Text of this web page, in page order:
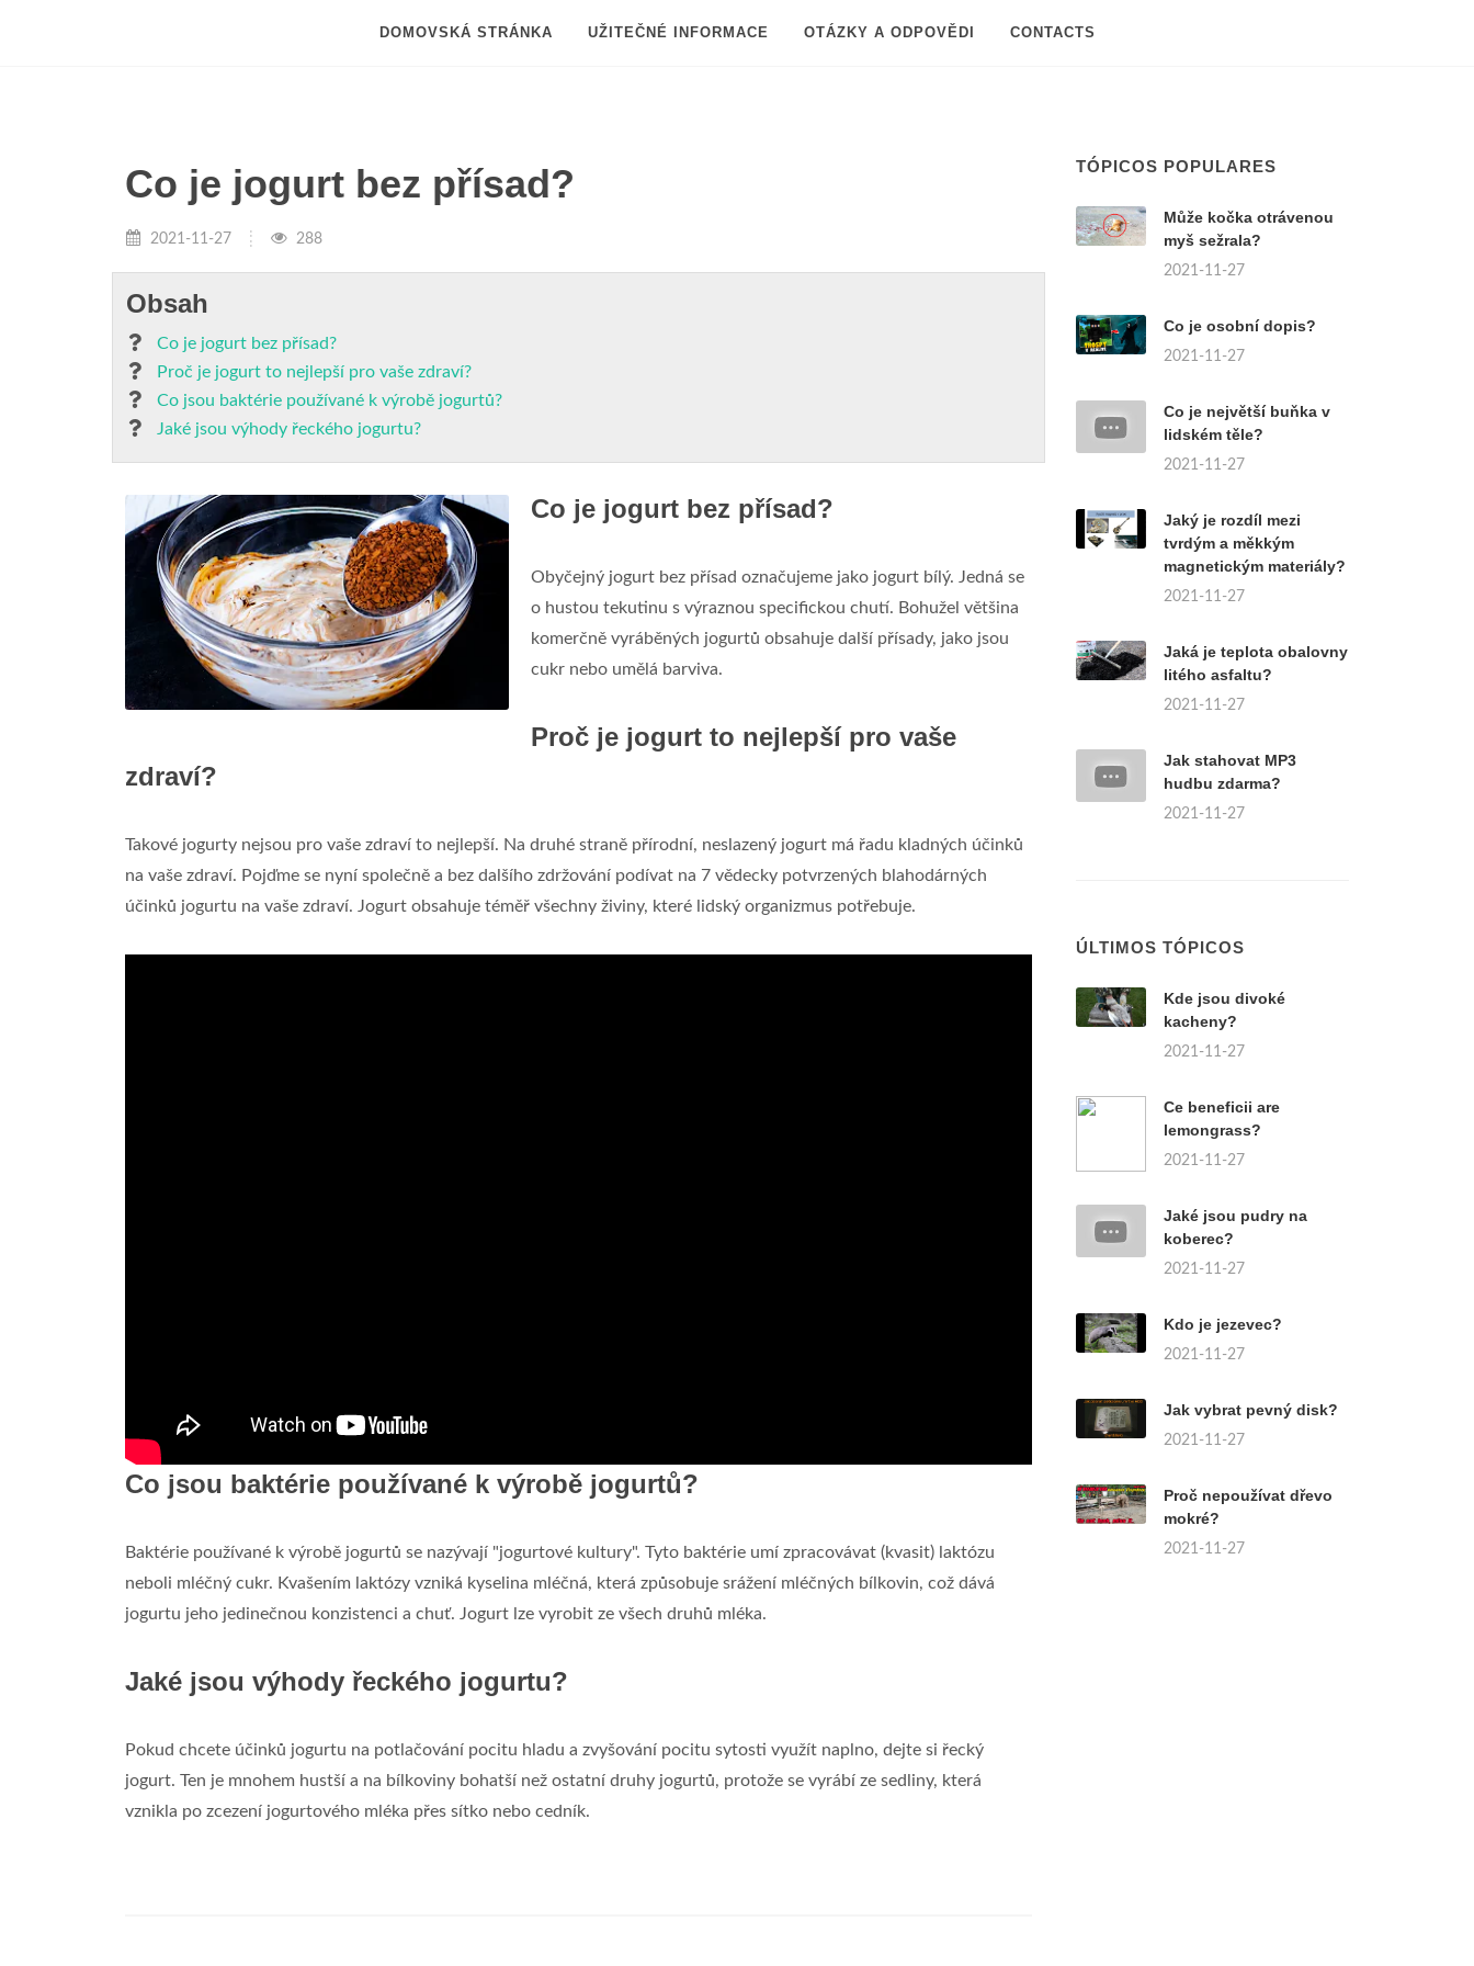
DOMOVSKÁ STRÁNKA UŽITEČNÉ INFORMACE OTÁZKY A ODPOVĚDI CONTACTS
Co je jogurt bez přísad?
2021-11-27 288
Obsah
Co je jogurt bez přísad?
Proč je jogurt to nejlepší pro vaše zdraví?
Co jsou baktérie používané k výrobě jogurtů?
Jaké jsou výhody řeckého jogurtu?
Co je jogurt bez přísad?
Obyčejný jogurt bez přísad označujeme jako jogurt bílý. Jedná se
o hustou tekutinu s výraznou specifickou chutí. Bohužel většina
komerčně vyráběných jogurtů obsahuje další přísady, jako jsou
cukr nebo umělá barviva.
Proč je jogurt to nejlepší pro vaše
zdraví?
Takové jogurty nejsou pro vaše zdraví to nejlepší. Na druhé straně přírodní, neslazený jogurt má řadu kladných účinků
na vaše zdraví. Pojďme se nyní společně a bez dalšího zdržování podívat na 7 vědecky potvrzených blahodárných
účinků jogurtu na vaše zdraví. Jogurt obsahuje téměř všechny živiny, které lidský organizmus potřebuje.
Co jsou baktérie používané k výrobě jogurtů?
Baktérie používané k výrobě jogurtů se nazývají "jogurtové kultury". Tyto baktérie umí zpracovávat (kvasit) laktózu
neboli mléčný cukr. Kvašením laktózy vzniká kyselina mléčná, která způsobuje srážení mléčných bílkovin, což dává
jogurtu jeho jedinečnou konzistenci a chuť. Jogurt lze vyrobit ze všech druhů mléka.
Jaké jsou výhody řeckého jogurtu?
Pokud chcete účinků jogurtu na potlačování pocitu hladu a zvyšování pocitu sytosti využít naplno, dejte si řecký
jogurt. Ten je mnohem hustší a na bílkoviny bohatší než ostatní druhy jogurtů, protože se vyrábí ze sedliny, která
vznikla po zcezení jogurtového mléka přes sítko nebo cedník.
TÓPICOS POPULARES
Může kočka otrávenou
myš sežrala?
2021-11-27
Co je osobní dopis?
2021-11-27
Co je největší buňka v
lidském těle?
2021-11-27
Jaký je rozdíl mezi
tvrdým a měkkým
magnetickým materiály?
2021-11-27
Jaká je teplota obalovny
litého asfaltu?
2021-11-27
Jak stahovat MP3
hudbu zdarma?
2021-11-27
ÚLTIMOS TÓPICOS
Kde jsou divoké
kacheny?
2021-11-27
Ce beneficii are
lemongrass?
2021-11-27
Jaké jsou pudry na
koberec?
2021-11-27
Kdo je jezevec?
2021-11-27
Jak vybrat pevný disk?
2021-11-27
Proč nepoužívat dřevo
mokré?
2021-11-27